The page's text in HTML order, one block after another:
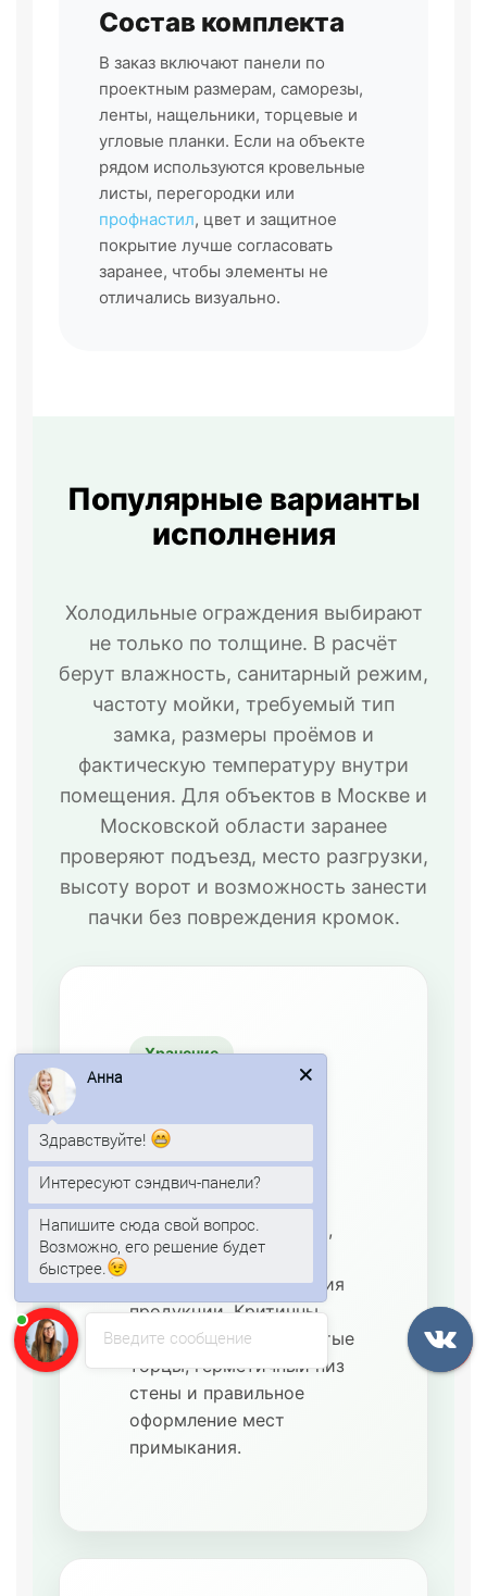
Состав комплекта
В заказ включают панели по
проектным размерам, саморезы,
ленты, нащельники, торцевые и
угловые планки. Если на объекте
рядом используются кровельные
листы, перегородки или
профнастил, цвет и защитное
покрытие лучше согласовать
заранее, чтобы элементы не
отличались визуально.
Популярные варианты
исполнения
Холодильные ограждения выбирают
не только по толщине. В расчёт
берут влажность, санитарный режим,
частоту мойки, требуемый тип
замка, размеры проёмов и
фактическую температуру внутри
помещения. Для объектов в Москве и
Московской области заранее
проверяют подъезд, место разгрузки,
высоту ворот и возможность занести
пачки без повреждения кромок.
Хранение
режима
Используются для
охлаждённых складов,
цветочных помещений,
овощных баз и
временного размещения
продукции. Критичны
плотные стыки, закрытые
торцы, герметичный низ
стены и правильное
оформление мест
примыкания.
Введите сообщение
Анна
Здравствуйте!
Интересуют сэндвич-панели?
Напишите сюда свой вопрос.
Возможно, его решение будет
быстрее.